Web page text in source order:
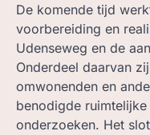
De komende tijd
voorbereiding en
Udenseweg en de
Onderdeel daarvan
omwonenden en
benodigde
onderzoeken. Het